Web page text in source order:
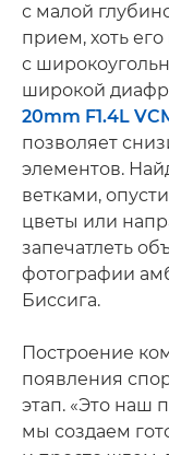
с малой
прием, хоть его
с
широкой
20mm F1.4L
позволяет
элементов.
ветками,
цветы или
запечатлеть
фотографии
Биссига.
Построение
появления
этап. «Это наш
мы создаем